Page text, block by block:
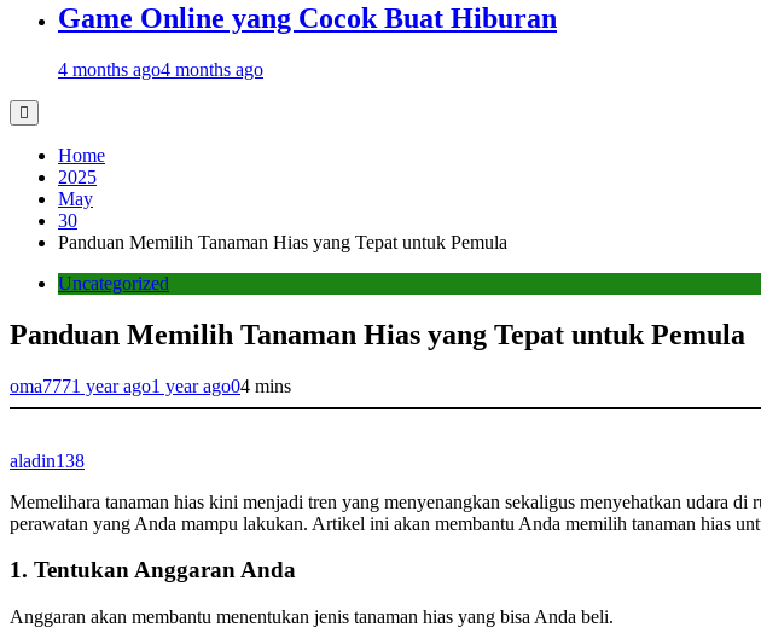
Game Online yang Cocok Buat Hiburan
4 months ago4 months ago
Home
2025
May
30
Panduan Memilih Tanaman Hias yang Tepat untuk Pemula
Uncategorized
Panduan Memilih Tanaman Hias yang Tepat untuk Pemula
oma7771 year ago1 year ago04 mins
aladin138
Memelihara tanaman hias kini menjadi tren yang menyenangkan sekaligus menyehatkan udara
perawatan yang Anda mampu lakukan. Artikel ini akan membantu Anda memilih tanaman hias
1. Tentukan Anggaran Anda
Anggaran akan membantu menentukan jenis tanaman hias yang bisa Anda beli.